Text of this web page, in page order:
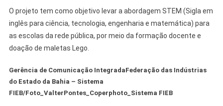
O projeto tem como objetivo levar a abordagem STEM (Sigla em
inglês para ciência, tecnologia, engenharia e matemática) para
as escolas da rede pública, por meio da formação docente e
doação de maletas Lego.
Gerência de Comunicação IntegradaFederação das Indústrias
do Estado da Bahia – Sistema
FIEB/Foto_ValterPontes_Coperphoto_Sistema FIEB